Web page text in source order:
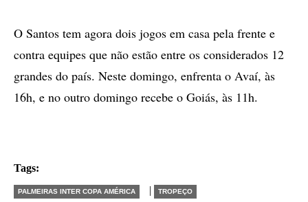
O Santos tem agora dois jogos em casa pela frente e
contra equipes que não estão entre os considerados 12
grandes do país. Neste domingo, enfrenta o Avaí, às
16h, e no outro domingo recebe o Goiás, às 11h.
Tags:
PALMEIRAS INTER COPA AMÉRICA | TROPEÇO